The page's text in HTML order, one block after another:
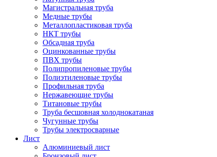
Магистральная труба
Медные трубы
Металлопластиковая труба
НКТ трубы
Обсадная труба
Оцинкованные трубы
ПВХ трубы
Полипропиленовые трубы
Полиэтиленовые трубы
Профильная труба
Нержавеющие трубы
Титановые трубы
Труба бесшовная холоднокатаная
Чугунные трубы
Трубы электросварные
Лист
Алюминиевый лист